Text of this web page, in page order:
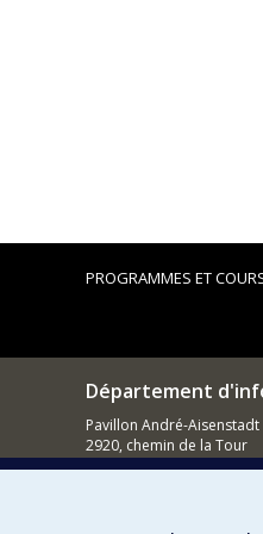
PROGRAMMES ET
Département
Pavillon André-Aisenstadt
2920, chemin de la Tour
Montréal (QC)